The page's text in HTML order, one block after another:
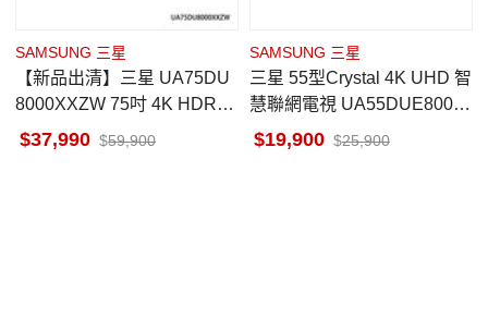
SAMSUNG 三星
【新品出清】三星 UA75DU
8000XXZW 75吋 4K HDR智
慧連網顯示器 極薄機身設計
37,990 59,900
SAMSUNG 三星
三星 55型Crystal 4K UHD 智
慧聯網電視 UA55DUE800X
XZW
19,900 25,900